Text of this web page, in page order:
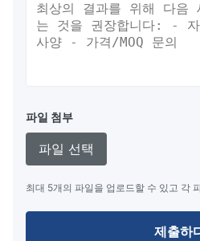
파일 첨부
파일 선택
최대 5개의 파일을 업로드할 수 있고 각
제출하